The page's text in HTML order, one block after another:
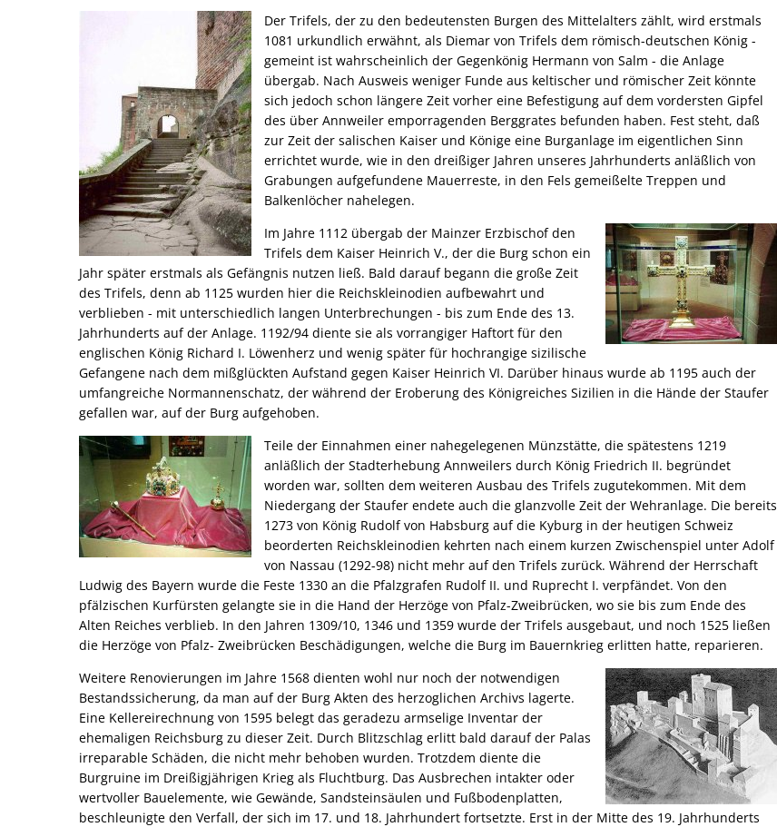
Der Trifels, der zu den bedeutensten Burgen des Mittelalters zählt, wird erstmals
1081 urkundlich erwähnt, als Diemar von Trifels dem römisch-deutschen König -
gemeint ist wahrscheinlich der Gegenkönig Hermann von Salm - die Anlage
übergab. Nach Ausweis weniger Funde aus keltischer und römischer Zeit könnte
sich jedoch schon längere Zeit vorher eine Befestigung auf dem vordersten Gipfel
des über Annweiler emporragenden Berggrates befunden haben. Fest steht, daß
zur Zeit der salischen Kaiser und Könige eine Burganlage im eigentlichen Sinn
errichtet wurde, wie in den dreißiger Jahren unseres Jahrhunderts anläßlich von
Grabungen aufgefundene Mauerreste, in den Fels gemeißelte Treppen und
Balkenlöcher nahelegen.
Im Jahre 1112 übergab der Mainzer Erzbischof den
Trifels dem Kaiser Heinrich V., der die Burg schon ein
Jahr später erstmals als Gefängnis nutzen ließ. Bald darauf begann die große Zeit
des Trifels, denn ab 1125 wurden hier die Reichskleinodien aufbewahrt und
verblieben - mit unterschiedlich langen Unterbrechungen - bis zum Ende des 13.
Jahrhunderts auf der Anlage. 1192/94 diente sie als vorrangiger Haftort für den
englischen König Richard I. Löwenherz und wenig später für hochrangige sizilische
Gefangene nach dem mißglückten Aufstand gegen Kaiser Heinrich VI. Darüber hinaus wurde ab 1195 auch der
umfangreiche Normannenschatz, der während der Eroberung des Königreiches Sizilien in die Hände der Staufer
gefallen war, auf der Burg aufgehoben.
Teile der Einnahmen einer nahegelegenen Münzstätte, die spätestens 1219
anläßlich der Stadterhebung Annweilers durch König Friedrich II. begründet
worden war, sollten dem weiteren Ausbau des Trifels zugutekommen. Mit dem
Niedergang der Staufer endete auch die glanzvolle Zeit der Wehranlage. Die bereits
1273 von König Rudolf von Habsburg auf die Kyburg in der heutigen Schweiz
beorderten Reichskleinodien kehrten nach einem kurzen Zwischenspiel unter Adolf
von Nassau (1292-98) nicht mehr auf den Trifels zurück. Während der Herrschaft
Ludwig des Bayern wurde die Feste 1330 an die Pfalzgrafen Rudolf II. und Ruprecht I. verpfändet. Von den
pfälzischen Kurfürsten gelangte sie in die Hand der Herzöge von Pfalz-Zweibrücken, wo sie bis zum Ende des
Alten Reiches verblieb. In den Jahren 1309/10, 1346 und 1359 wurde der Trifels ausgebaut, und noch 1525 ließen
die Herzöge von Pfalz- Zweibrücken Beschädigungen, welche die Burg im Bauernkrieg erlitten hatte, reparieren.
Weitere Renovierungen im Jahre 1568 dienten wohl nur noch der notwendigen
Bestandssicherung, da man auf der Burg Akten des herzoglichen Archivs lagerte.
Eine Kellereirechnung von 1595 belegt das geradezu armselige Inventar der
ehemaligen Reichsburg zu dieser Zeit. Durch Blitzschlag erlitt bald darauf der Palas
irreparable Schäden, die nicht mehr behoben wurden. Trotzdem diente die
Burgruine im Dreißigjährigen Krieg als Fluchtburg. Das Ausbrechen intakter oder
wertvoller Bauelemente, wie Gewände, Sandsteinsäulen und Fußbodenplatten,
beschleunigte den Verfall, der sich im 17. und 18. Jahrhundert fortsetzte. Erst in der Mitte des 19. Jahrhunderts